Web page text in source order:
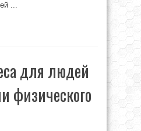
...
для людей
физического